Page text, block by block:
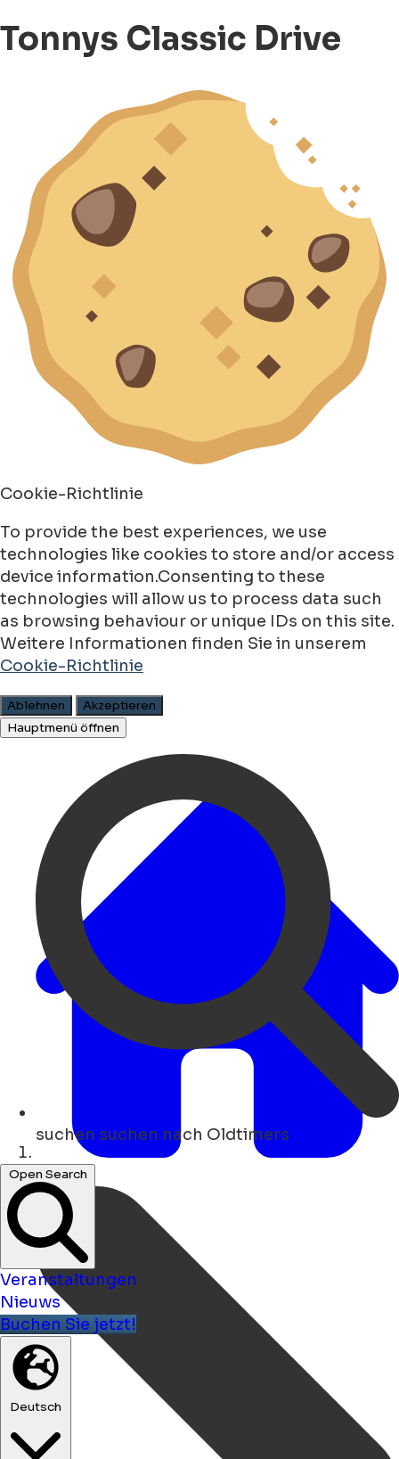
Tonnys Classic Drive
Cookie-Richtlinie
To provide the best experiences, we use
technologies like cookies to store and/or access
device information.Consenting to these
technologies will allow us to process data such
as browsing behaviour or unique IDs on this site.
Weitere Informationen finden Sie in unserem
Cookie-Richtlinie
Ablehnen
Akzeptieren
Hauptmenü öffnen
suchen suchen nach Oldtimers
Open Search
Veranstaltungen
Nieuws
Buchen Sie jetzt!
Deutsch
Heim